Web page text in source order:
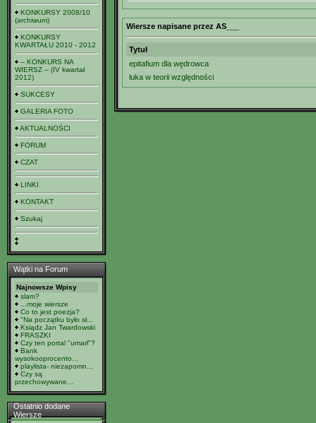
KONKURSY 2008/10
(archiwum)
KONKURSY
KWARTAŁU 2010 - 2012
-- KONKURS NA
WIERSZ -- (IV kwartał
2012)
SUKCESY
GALERIA FOTO
AKTUALNOŚCI
FORUM
CZAT
LINKI
KONTAKT
Szukaj
Wątki na Forum
Najnowsze Wpisy
slam?
...moje wiersze
Co to jest poezja?
"Na początku było sł...
Ksiądz Jan Twardowski
FRASZKI
Czy ten portal "umarł"?
Bank
wysokooprocento...
playlista- niezapomn...
Czy są
przechowywane...
Ostatnio dodane
Wiersze
Wiersze napisane przez AS___
Tytuł
epitafium dla wędrowca
luka w teorii względności